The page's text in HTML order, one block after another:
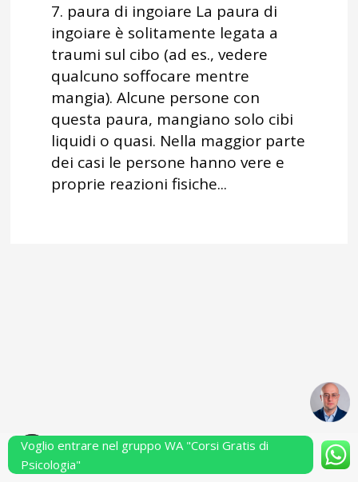
7. paura di ingoiare La paura di
ingoiare è solitamente legata a
traumi sul cibo (ad es., vedere
qualcuno soffocare mentre
mangia). Alcune persone con
questa paura, mangiano solo cibi
liquidi o quasi. Nella maggior parte
dei casi le persone hanno vere e
proprie reazioni fisiche...
Powered by Performarsi S.a.s.
Voglio entrare nel gruppo WA "Corsi Gratis di
Psicologia"